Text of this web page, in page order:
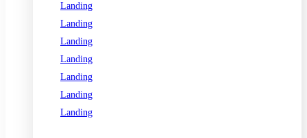
Landing
Landing
Landing
Landing
Landing
Landing
Landing